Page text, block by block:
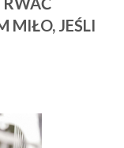
MIŁO, JEŚLI